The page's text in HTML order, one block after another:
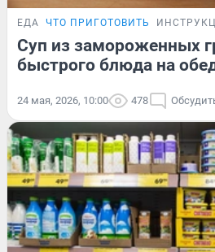
ЕДА ЧТО ПРИГОТОВИТЬ
Суп из замороженных
быстрого блюда на
24 мая, 2026, 10:00 478